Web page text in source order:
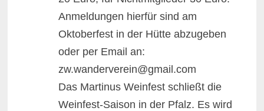
Anmeldungen hierfür sind am
Oktoberfest in der Hütte abzugeben
oder per Email an:
zw.wanderverein@gmail.com
Das Martinus Weinfest schließt die
Weinfest-Saison in der Pfalz. Es wird